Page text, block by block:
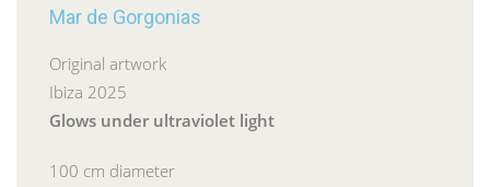
Mar de Gorgonias
Original artwork
Ibiza 2025
Glows under ultraviolet light
100 cm diameter